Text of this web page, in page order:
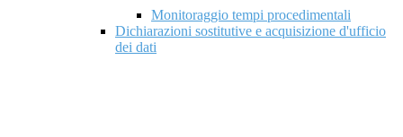
Monitoraggio tempi procedimentali
Dichiarazioni sostitutive e acquisizione d'ufficio
dei dati